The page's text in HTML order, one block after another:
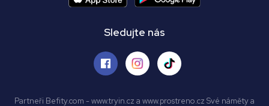
Sledujte nás
Partneři Befity.com - www.tryin.cz a www.prostreno.cz Své náměty a